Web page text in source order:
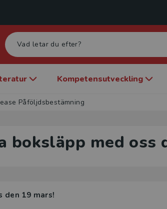
Kompetensutveckling
Påföljdsbestämning
boksläpp med oss
den 19 mars!